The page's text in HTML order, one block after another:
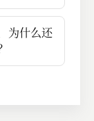
为什么还